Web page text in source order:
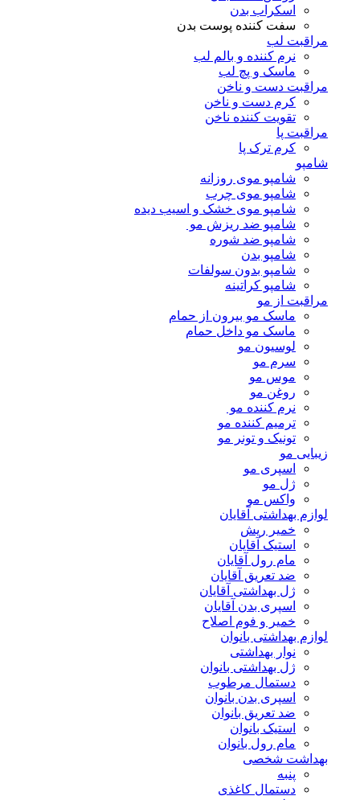
اسکراب بدن
سفت کننده پوست بدن
مراقبت لب
نرم کننده و بالم لب
ماسک و پچ لب
مراقبت دست و ناخن
کرم دست و ناخن
تقویت کننده ناخن
مراقبت پا
کرم ترک پا
شامپو
شامپو موی روزانه
شامپو موی چرب
شامپو موی خشک و اسیب دیده
شامپو ضد ریزش مو
شامپو ضد شوره
شامپو بدن
شامپو بدون سولفات
شامپو کراتینه
مراقبت از مو
ماسک مو بیرون از حمام
ماسک مو داخل حمام
لوسیون مو
سرم مو
موس مو
روغن مو
نرم کننده مو
ترمیم کننده مو
تونیک و تونر مو
زیبایی مو
اسپری مو
ژل مو
واکس مو
لوازم بهداشتی آقایان
خمیر ریش
استیک آقایان
مام رول آقایان
ضد تعریق آقایان
ژل بهداشتی آقایان
اسپری بدن آقایان
خمیر و فوم اصلاح
لوازم بهداشتی بانوان
نوار بهداشتی
ژل بهداشتی بانوان
دستمال مرطوب
اسپری بدن بانوان
ضد تعریق بانوان
استیک بانوان
مام رول بانوان
بهداشت شخصی
پنبه
دستمال کاغذی